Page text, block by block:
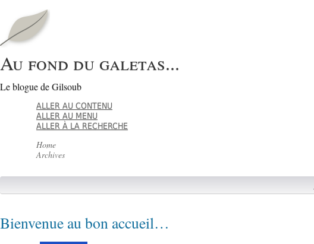
Au fond du galetas...
Le blogue de Gilsoub
ALLER AU CONTENU
ALLER AU MENU
ALLER À LA RECHERCHE
Home
Archives
Bienvenue au bon accueil…